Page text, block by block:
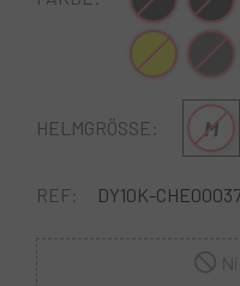
Grün Gelb
HELMGRÖSSE: M
REF: DY10K-